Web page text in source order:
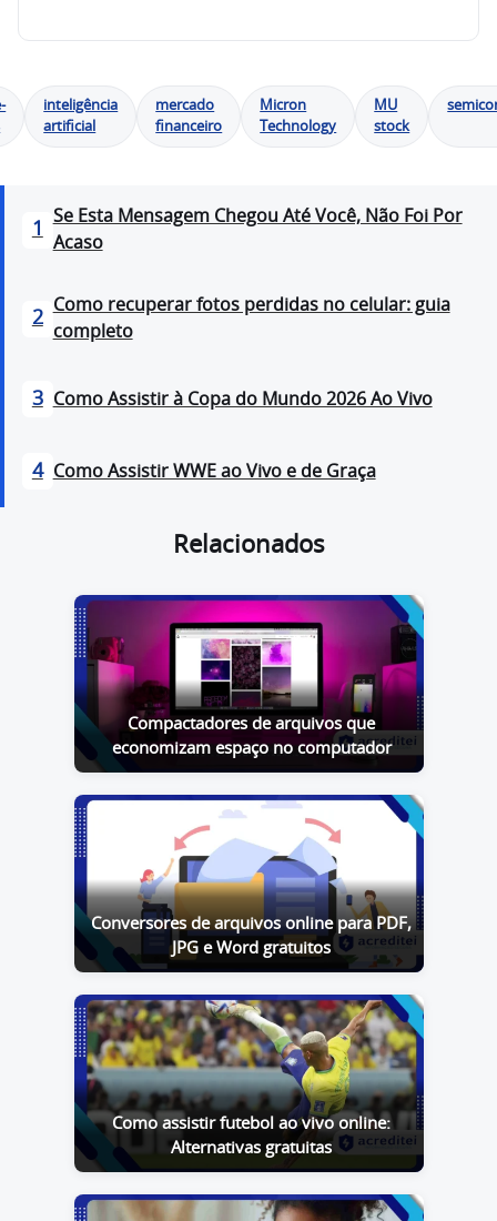
inteligência
artificial
mercado
financeiro
Micron
Technology
MU
stock
1
Se Esta Mensagem Chegou Até Você, Não Foi Por
Acaso
2
Como recuperar fotos perdidas no celular: guia
completo
3 Como Assistir à Copa do Mundo 2026 Ao Vivo
4 Como Assistir WWE ao Vivo e de Graça
Relacionados
Compactadores de arquivos que
economizam espaço no computador
Conversores de arquivos online para PDF,
JPG e Word gratuitos
Como assistir futebol ao vivo online:
Alternativas gratuitas